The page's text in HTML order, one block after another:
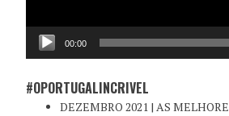
00:00
#OPORTUGALINCRIVEL
DEZEMBRO 2021 | AS